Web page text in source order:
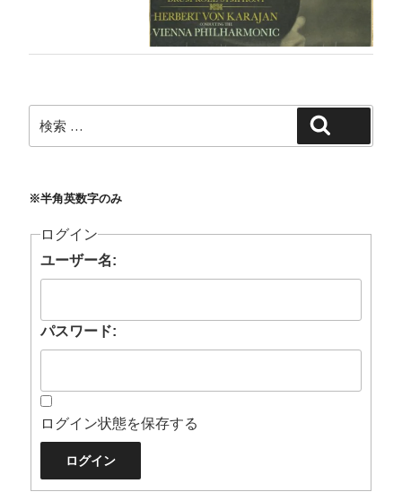
索:
※半角英数字のみ
ログイン
ユーザー名:
パスワード:
ログイン状態を保存する
ログイン